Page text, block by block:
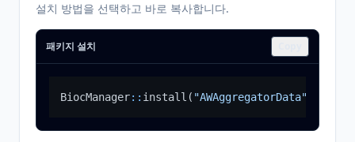
설치 방법을 선택하고 바로 복사합니다.
패키지 설치
BiocManager:: install ( "AWAggregatorData"